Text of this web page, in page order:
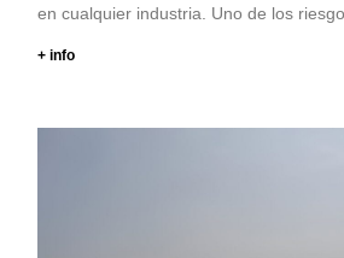
en cualquier industria. Uno de los
+ info